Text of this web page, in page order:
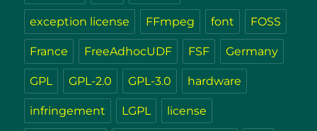
exception license FFmpeg font FOSS
France FreeAdhocUDF FSF Germany
GPL GPL-2.0 GPL-3.0 hardware
infringement LGPL license